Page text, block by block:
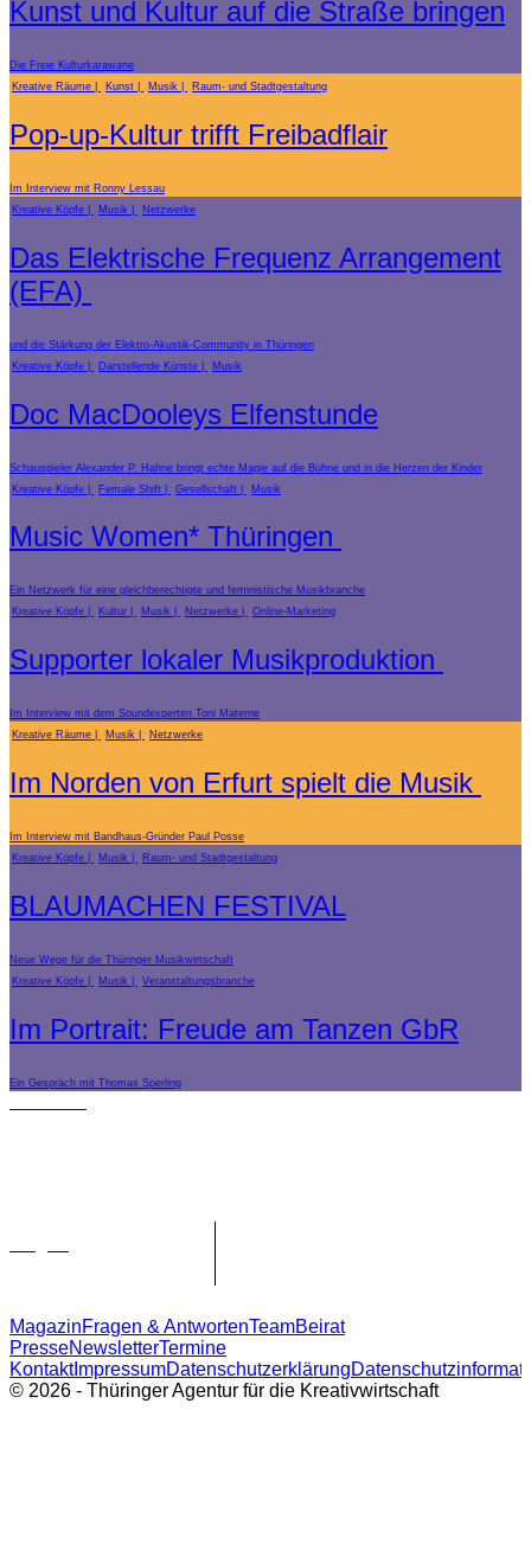
Kunst und Kultur auf die Straße bringen
Die Freie Kulturkarawane
Kreative Räume
Kunst Musik Raum- und Stadtgestaltung
Pop-up-Kultur trifft Freibadflair
Im Interview mit Ronny Lessau
Kreative Köpfe
Musik Netzwerke
Das Elektrische Frequenz Arrangement
(EFA)
und die Stärkung der Elektro-Akustik-Community in Thüringen
Kreative Köpfe
Darstellende Künste Musik
Doc MacDooleys Elfenstunde
Schauspieler Alexander P. Hahne bringt echte Magie auf die Bühne und in die Herzen der Kinder
Kreative Köpfe
Female Shift Gesellschaft Musik
Music Women* Thüringen
Ein Netzwerk für eine gleichberechtigte und feministische Musikbranche
Kreative Köpfe
Kultur Musik Netzwerke Online-Marketing
Supporter lokaler Musikproduktion
Im Interview mit dem Soundexperten Toni Materne
Kreative Räume
Musik Netzwerke
Im Norden von Erfurt spielt die Musik
Im Interview mit Bandhaus-Gründer Paul Posse
Kreative Köpfe
Musik Raum- und Stadtgestaltung
BLAUMACHEN FESTIVAL
Neue Wege für die Thüringer Musikwirtschaft
Kreative Köpfe
Musik Veranstaltungsbranche
Im Portrait: Freude am Tanzen GbR
Ein Gespräch mit Thomas Sperling
MagazinFragen & AntwortenTeamBeirat
PresseNewsletterTermine
KontaktImpressumDatenschutzerklärung
© 2026 - Thüringer Agentur für die Kreativwirtschaft